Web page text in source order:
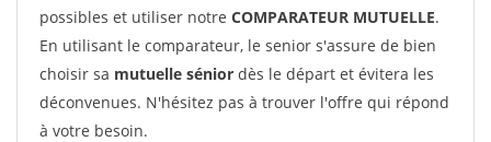
possibles et utiliser notre COMPARATEUR MUTUELLE.
En utilisant le comparateur, le senior s'assure de bien
choisir sa mutuelle sénior dès le départ et évitera les
déconvenues. N'hésitez pas à trouver l'offre qui répond
à votre besoin.